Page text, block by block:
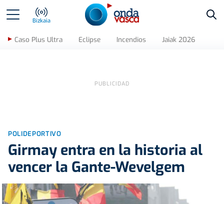
Bizkaia
Caso Plus Ultra Eclipse Incendios Jaiak 2026
POLIDEPORTIVO
Girmay entra en la historia al
vencer la Gante-Wevelgem